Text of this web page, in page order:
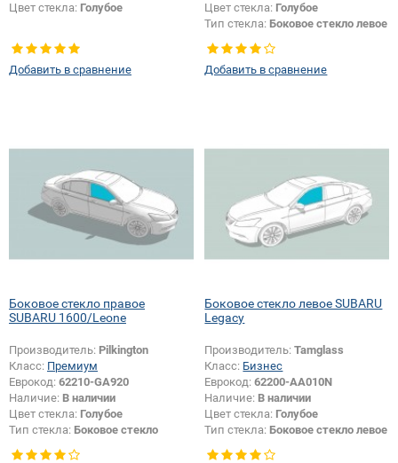
Цвет стекла: Голубое
Добавить в сравнение
Цвет стекла: Голубое
Тип стекла: Боковое стекло левое
Добавить в сравнение
Боковое стекло правое
SUBARU 1600/Leone
Производитель: Pilkington
Класс: Премиум
Еврокод: 62210-GA920
Наличие: В наличии
Цвет стекла: Голубое
Тип стекла: Боковое стекло
Боковое стекло левое SUBARU
Legacy
Производитель:Tamglass
Класс: Бизнес
Еврокод:62200-AA010N
Наличие: В наличии
Цвет стекла: Голубое
Тип стекла: Боковое стекло левое